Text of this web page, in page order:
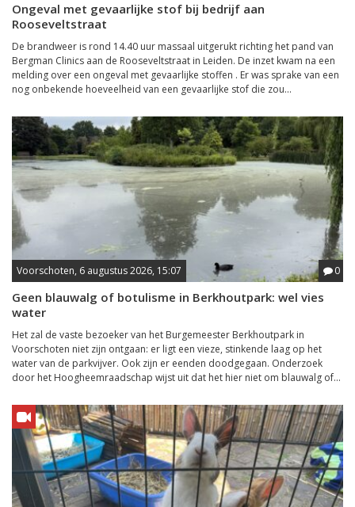
Ongeval met gevaarlijke stof bij bedrijf aan
Rooseveltstraat
De brandweer is rond 14.40 uur massaal uitgerukt richting het pand van
Bergman Clinics aan de Rooseveltstraat in Leiden. De inzet kwam na een
melding over een ongeval met gevaarlijke stoffen . Er was sprake van een
nog onbekende hoeveelheid van een gevaarlijke stof die zou...
Voorschoten, 6 augustus 2026, 15:07 0
Geen blauwalg of botulisme in Berkhoutpark: wel vies
water
Het zal de vaste bezoeker van het Burgemeester Berkhoutpark in
Voorschoten niet zijn ontgaan: er ligt een vieze, stinkende laag op het
water van de parkvijver. Ook zijn er eenden doodgegaan. Onderzoek
door het Hoogheemraadschap wijst uit dat het hier niet om blauwalg of...